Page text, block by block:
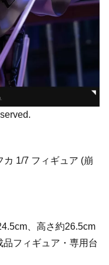
1/7 フィギュア (崩
、高さ約26.5cm
フィギュア・専用台